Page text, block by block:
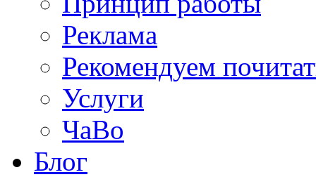
Реклама
Рекомендуем
Услуги
ЧаВо
Блог